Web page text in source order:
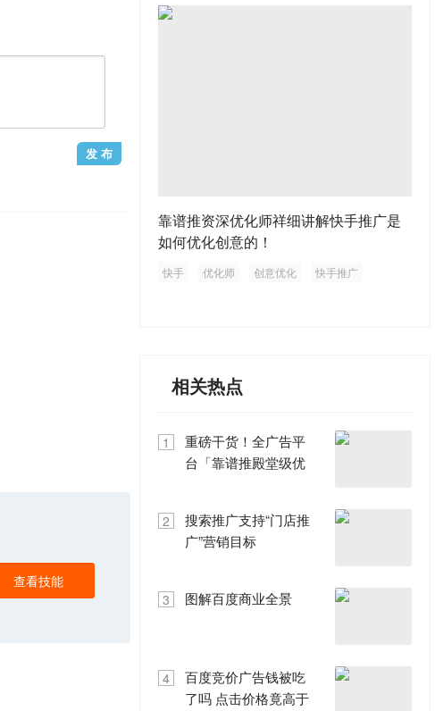
查看技能
靠谱推资深优化师祥细讲解快手推广是
如何优化创意的！
快手 优化师 创意优化 快手推广
相关热点
1
重磅干货！全广告平
台「靠谱推殿堂级优
2
搜索推广支持“门店推
广”营销目标
3 图解百度商业全景
4
百度竞价广告钱被吃
了吗 点击价格竟高于